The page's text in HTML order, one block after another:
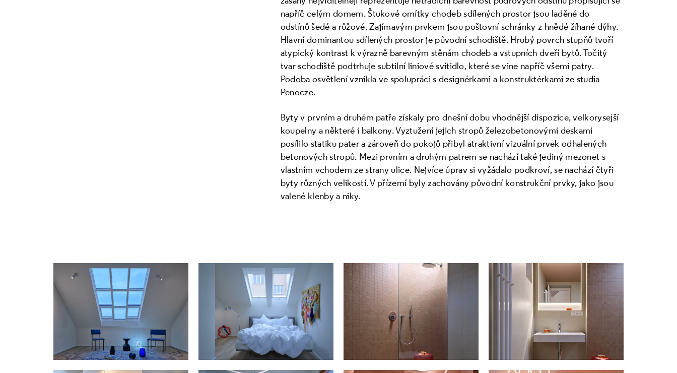
napříč celým domem. Štukové omítky chodeb sdílených prostor jsou laděné do
odstínů šedé a růžové. Zajímavým prvkem jsou poštovní schránky z hnědé žíhané dýhy.
Hlavní dominantou sdílených prostor je původní schodiště. Hrubý povrch stupňů tvoří
atypický kontrast k výrazně barevným stěnám chodeb a vstupních dveří bytů. Točitý
tvar schodiště podtrhuje subtilní liniové svítidlo, které se vine napříč všemi patry.
Podoba osvětlení vznikla ve spolupráci s designérkami a konstruktérkami ze studia
Penocze.
Byty v prvním a druhém patře získaly pro dnešní dobu vhodnější dispozice, velkorysejší
koupelny a některé i balkony. Vyztužení jejich stropů železobetonovými deskami
posílilo statiku pater a zároveň do pokojů přibyl atraktivní vizuální prvek odhalených
betonových stropů. Mezi prvním a druhým patrem se nachází také jediný mezonet s
vlastním vchodem ze strany ulice. Nejvíce úprav si vyžádalo podkroví, se nachází čtyři
byty různých velikostí. V přízemí byly zachovány původní konstrukční prvky, jako jsou
valené klenby a niky.